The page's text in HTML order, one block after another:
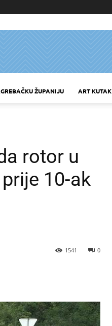
ŽUPANIJU ART KUTAK
rotor u
10-ak
0
1541